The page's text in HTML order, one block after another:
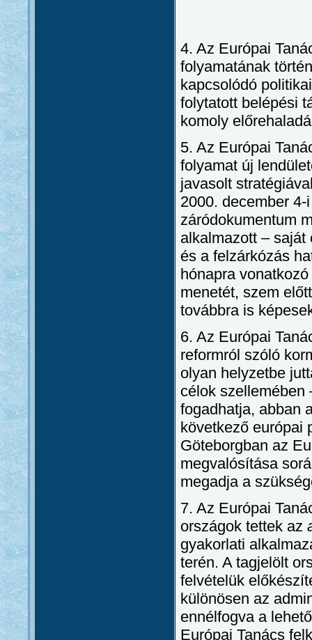
4. Az Európai
folyamatának
kapcsolódó
folytatott belépési
komoly
5. Az Európai
folyamat új
javasolt
2000. december
záródokumentum
alkalmazott – saját
és a felzárkózás
hónapra
menetét, szem
továbbra is
6. Az Európai
reformról szóló
olyan helyzetbe
célok szellemében
fogadhatja, abban
következő európai
Göteborgban az
megvalósítása
megadja a
7. Az Európai
országok tettek az
gyakorlati
terén. A tagjelölt
felvételük
különösen az
ennélfogva a
Európai Tanács